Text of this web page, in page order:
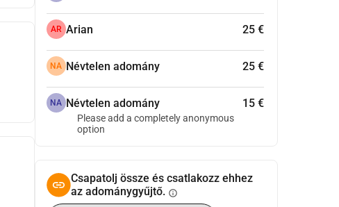
AR Arian 25 €
NA Névtelen adomány 25 €
NA Névtelen adomány 15 €
Please add a completely anonymous
option
Csapatolj össze és csatlakozz ehhez
az adománygyűjtő. info